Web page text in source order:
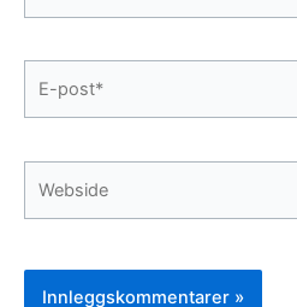
post*